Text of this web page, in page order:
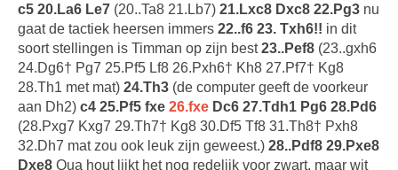
c5 20.La6 Le7 (20..Ta8 21.Lb7) 21.Lxc8 Dxc8 22.Pg3 nu
gaat de tactiek heersen immers 22..f6 23. Txh6!! in dit
soort stellingen is Timman op zijn best23..Pef8 (23..gxh6
24.Dg6† Pg7 25.Pf5 Lf8 26.Pxh6† Kh8 27.Pf7† Kg8
28.Th1 met mat) 24.Th3 (de computer geeft de voorkeur
aan Dh2) c4 25.Pf5 fxe 26.fxe Dc6 27.Tdh1 Pg6 28.Pd6
(28.Pxg7 Kxg7 29.Th7† Kg8 30.Df5 Tf8 31.Th8† Pxh8
32.Dh7 mat zou ook leuk zijn geweest.) 28..Pdf8 29.Pxe8
Dxe8 Qua hout lijkt het nog redelijk voor zwart, maar wit